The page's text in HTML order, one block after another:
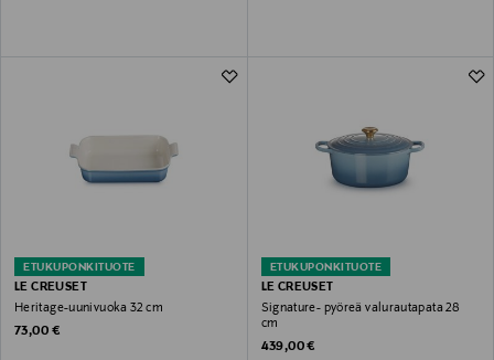
ETUKUPONKITUOTE
LE CREUSET
Heritage-uunivuoka 32 cm
Original Price
73,00 €
ETUKUPONKITUOTE
LE CREUSET
Signature- pyöreä valurautapata 28
cm
Original Price
439,00 €